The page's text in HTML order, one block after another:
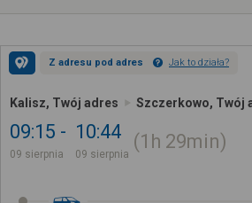
Z adresu pod adres Jak to działa?
Kalisz, Twój adres Szczerkowo, Twój
09:15
09 sierpnia
10:44
09 sierpnia
1h 29min